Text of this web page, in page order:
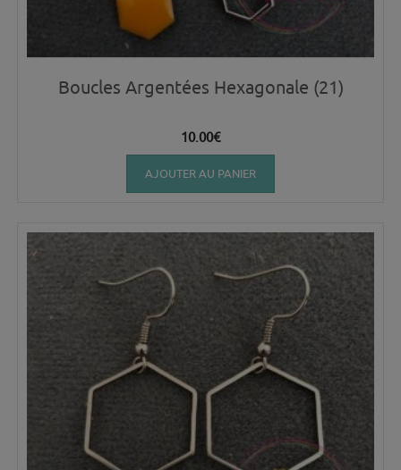
Boucles Argentées Hexagonale (21)
10.00€
AJOUTER AU PANIER